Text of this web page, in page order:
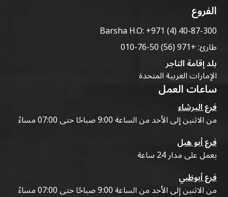
الفروع
Barsha H.O:+971 (4) 40-87-300
طارئ:+971 (56) 50-76-010
بلد إقامة التاجر
الإمارات العربية المتحدة
ساعات العمل
فرع البرشاء
من الاثنين إلى الأحد من الساعة 9:00 صباحًا حتى 07:00 مساءً
فرع أبو هيل
يعمل على مدار 24 ساعة
فرع أبوظبي
من الاثنين إلى الأحد من الساعة 9:00 صباحًا حتى 07:00 مساءً